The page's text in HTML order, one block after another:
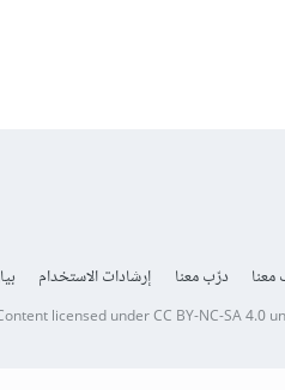
معنا درّب معنا إرشادات الاستخدام
licensed underCC BY-NC-SA 4.0